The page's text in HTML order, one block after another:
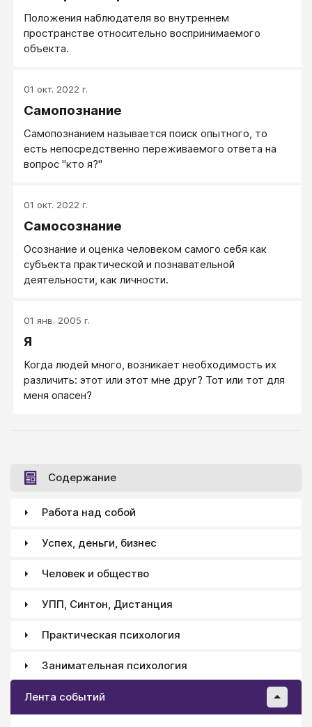
Положения наблюдателя во внутреннем
пространстве относительно воспринимаемого
объекта.
01 окт. 2022 г.
Самопознание
Самопознанием называется поиск опытного, то
есть непосредственно переживаемого ответа на
вопрос "кто я?"
01 окт. 2022 г.
Самосознание
Осознание и оценка человеком самого себя как
субъекта практической и познавательной
деятельности, как личности.
01 янв. 2005 г.
Я
Когда людей много, возникает необходимость их
различить: этот или этот мне друг? Тот или тот для
меня опасен?
Содержание
Работа над собой
Успех, деньги, бизнес
Человек и общество
УПП, Синтон, Дистанция
Практическая психология
Занимательная психология
Лента событий